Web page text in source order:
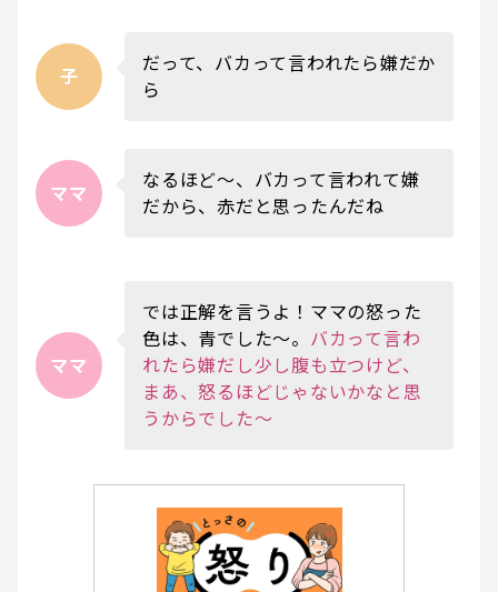
子
だって、バカって言われたら嫌だか
ら
ママ
なるほど〜、バカって言われて嫌
だから、赤だと思ったんだね
ママ
では正解を言うよ！ママの怒った
色は、青でした〜。 バカって言わ
れたら嫌だし少し腹も立つけど、
まあ、怒るほどじゃないかなと思
うからでした〜